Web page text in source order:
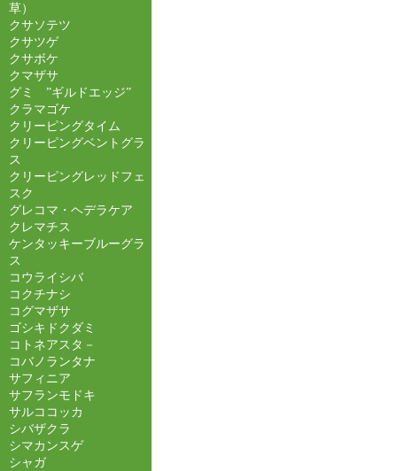
草）
クサソテツ
クサツゲ
クサボケ
クマザサ
グミ ”ギルドエッジ”
クラマゴケ
クリーピングタイム
クリーピングベントグラ
ス
クリーピングレッドフェ
スク
グレコマ・ヘデラケア
クレマチス
ケンタッキーブルーグラ
ス
コウライシバ
コクチナシ
コグマザサ
ゴシキドクダミ
コトネアスタ－
コバノランタナ
サフィニア
サフランモドキ
サルココッカ
シバザクラ
シマカンスゲ
シャガ